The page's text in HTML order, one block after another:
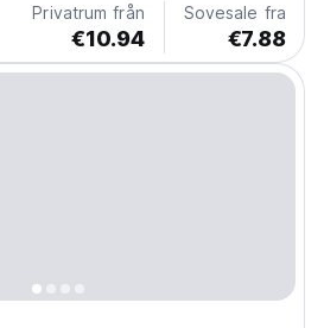
Privatrum från
€10.94
Sovesale fra
€7.88